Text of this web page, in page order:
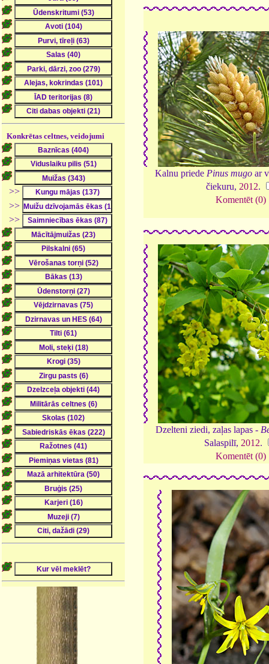
Konkrētas celtnes, veidojumi
>>
>>
>>
Kalnu priede Pinus mugo ar
čiekuru, 2012.
Komentēt (0)
Dzelteni ziedi, zaļas lapas -
Salaspilī, 2012.
Komentēt (0)